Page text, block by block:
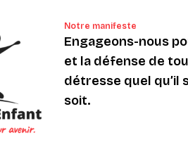
Notre manifeste
Engageons-nous
et la défense de
détresse quel qu’il
soit.